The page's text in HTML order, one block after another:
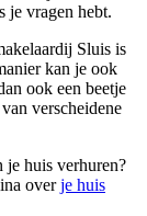
je vragen hebt.
Sluis is
kan je ook
ook een beetje
verscheidene
je huis verhuren?
overje huis